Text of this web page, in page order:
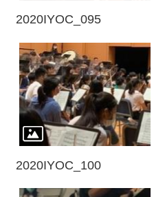
2020IYOC_095
2020IYOC_100